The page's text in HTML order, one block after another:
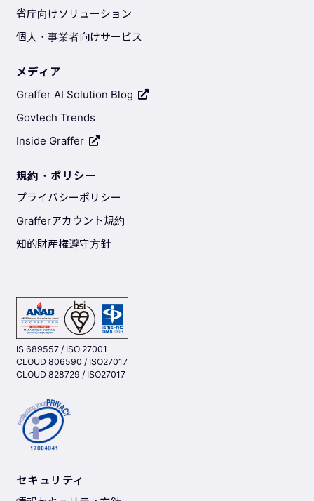
省庁向けソリューション
個人・事業者向けサービス
メディア
Graffer AI Solution Blog
Govtech Trends
Inside Graffer
規約・ポリシー
プライバシーポリシー
Grafferアカウント規約
知的財産権遵守方針
IS 689557 / ISO 27001
CLOUD 806590 / ISO27017
CLOUD 828729 / ISO27017
セキュリティ